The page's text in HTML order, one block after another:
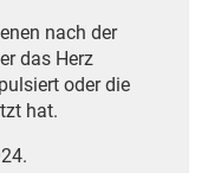
nach der
das Herz
oder die
hat.